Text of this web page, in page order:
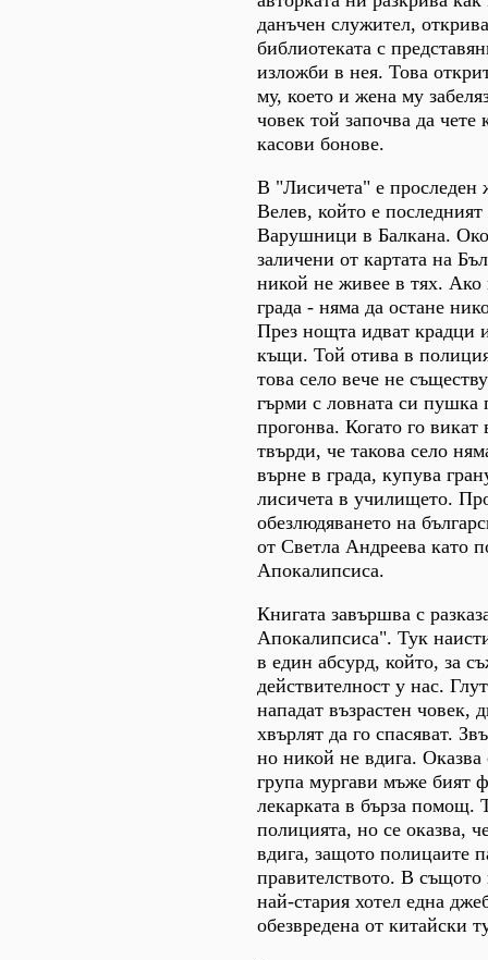
данъчен служител,
библиотеката с
изложби в нея. Това
му, което и жена му
човек той започва да чете
касови бонове.
В "Лисичета" е проследен
Велев, който е
Варушници в Балкана.
заличени от картата на
никой не живее в тях. Ако
града - няма да остане
През нощта идват крадци
къщи. Той отива в
това село вече не
гърми с ловната си пушка
прогонва. Когато го
твърди, че такова село
върне в града, купува
лисичета в училището.
обезлюдяването на
от Светла Андреева като
Апокалипсиса.
Книгата завършва с
Апокалипсиса". Тук
в един абсурд, който, за
действителност у нас.
нападат възрастен човек,
хвърлят да го спасяват.
но никой не вдига. Оказва
група мургави мъже бият
лекарката в бърза помощ.
полицията, но се оказва,
вдига, защото полицаите
правителството. В същото
най-стария хотел една
обезвредена от китайски